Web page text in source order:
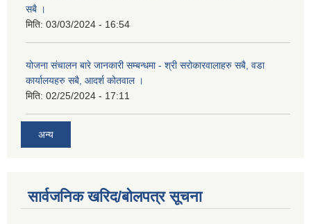
सबै ।
मिति: 03/03/2024 - 16:54
योजना संचालन बारे जानकारी सम्बन्धमा - श्री सरोकारवालाहरु सबै, वडा
कार्यालयहरु सबै, आदर्श कोतवाल ।
मिति: 02/25/2024 - 17:11
अन्य
सार्वजनिक खरिद/बोलपत्र सूचना